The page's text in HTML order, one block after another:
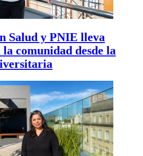
Salud y PNIE lleva
comunidad desde la